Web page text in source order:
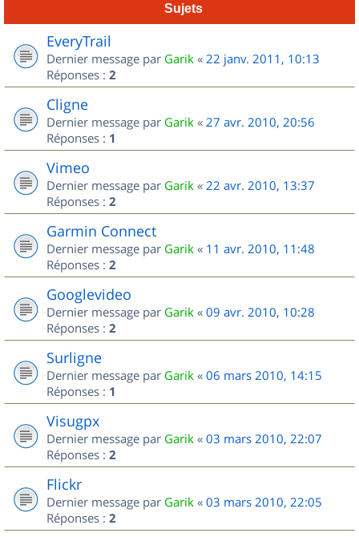
Sujets
EveryTrail
Dernier message par Garik « 22 janv. 2011, 10:13
Réponses : 2
Cligne
Dernier message par Garik « 27 avr. 2010, 20:56
Réponses : 1
Vimeo
Dernier message par Garik « 22 avr. 2010, 13:37
Réponses : 2
Garmin Connect
Dernier message par Garik « 11 avr. 2010, 11:48
Réponses : 2
Googlevideo
Dernier message par Garik « 09 avr. 2010, 10:28
Réponses : 2
Surligne
Dernier message par Garik « 06 mars 2010, 14:15
Réponses : 1
Visugpx
Dernier message par Garik « 03 mars 2010, 22:07
Réponses : 2
Flickr
Dernier message par Garik « 03 mars 2010, 22:05
Réponses : 2